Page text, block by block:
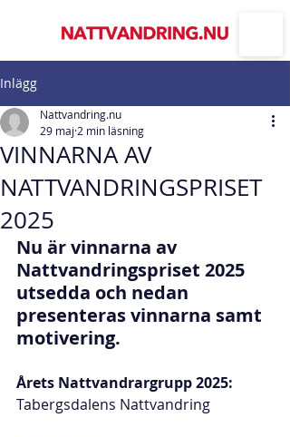
Inlägg
VINNARNA AV
NATTVANDRINGSPRISET
2025
Nattvandring.nu
29 maj 2 min läsning
Nu är vinnarna av
Nattvandringspriset 2025
utsedda och nedan
presenteras vinnarna samt
motivering.
Årets Nattvandrargrupp 2025:
Tabergsdalens Nattvandring